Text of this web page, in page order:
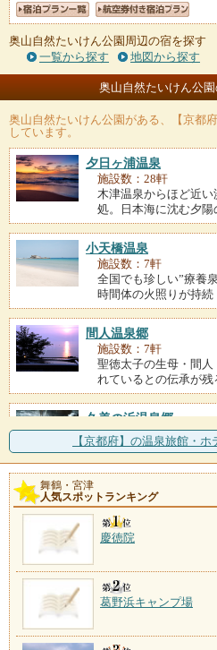
奥山自然たいけん公園周辺の宿を探す
一覧から探す
地図から探す
奥山自然たいけん公園
奥山自然たいけん公園 がある、【京都
しています。
夕日ヶ浦温泉
施設数：28軒
木津温泉からほど近
処。日本海に沈む夕陽
小天橋温泉
施設数：7軒
全国でも珍しい”療養
時間体の火照りが持続
間人温泉郷
施設数：7軒
聖徳太子の生母・間
れているとの伝承が残
久美の浜温泉郷
施設数：7軒
湖のように静かな水
する小さな温泉の総称
鳴き砂温泉
施設数：5軒
【京都府】の温泉旅館・
舞鶴・宮津
人気スポットランキング
慶徳院
葛野浜キャンプ場